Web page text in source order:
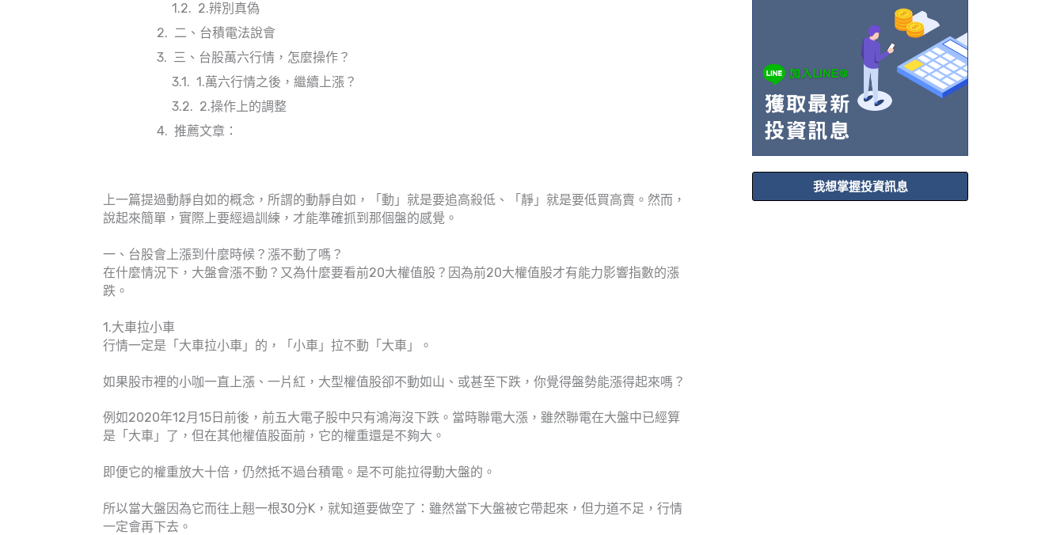
2.辨別真偽
二、台積電法說會
三、台股萬六行情，怎麼操作？
1.萬六行情之後，繼續上漲？
2.操作上的調整
推薦文章：
上一篇提過動靜自如的概念，所謂的動靜自如，「動」就是要追高殺低、「靜」就是要低買高賣。然而，
說起來簡單，實際上要經過訓練，才能準確抓到那個盤的感覺。
一、台股會上漲到什麼時候？漲不動了嗎？
在什麼情況下，大盤會漲不動？又為什麼要看前20大權值股？因為前20大權值股才有能力影響指數的漲
跌。
1.大車拉小車
行情一定是「大車拉小車」的，「小車」拉不動「大車」。
如果股市裡的小咖一直上漲、一片紅，大型權值股卻不動如山、或甚至下跌，你覺得盤勢能漲得起來嗎？
例如2020年12月15日前後，前五大電子股中只有鴻海沒下跌。當時聯電大漲，雖然聯電在大盤中已經算
是「大車」了，但在其他權值股面前，它的權重還是不夠大。
即便它的權重放大十倍，仍然抵不過台積電。是不可能拉得動大盤的。
所以當大盤因為它而往上翹一根30分K，就知道要做空了：雖然當下大盤被它帶起來，但力道不足，行情
一定會再下去。
我想掌握投資訊息